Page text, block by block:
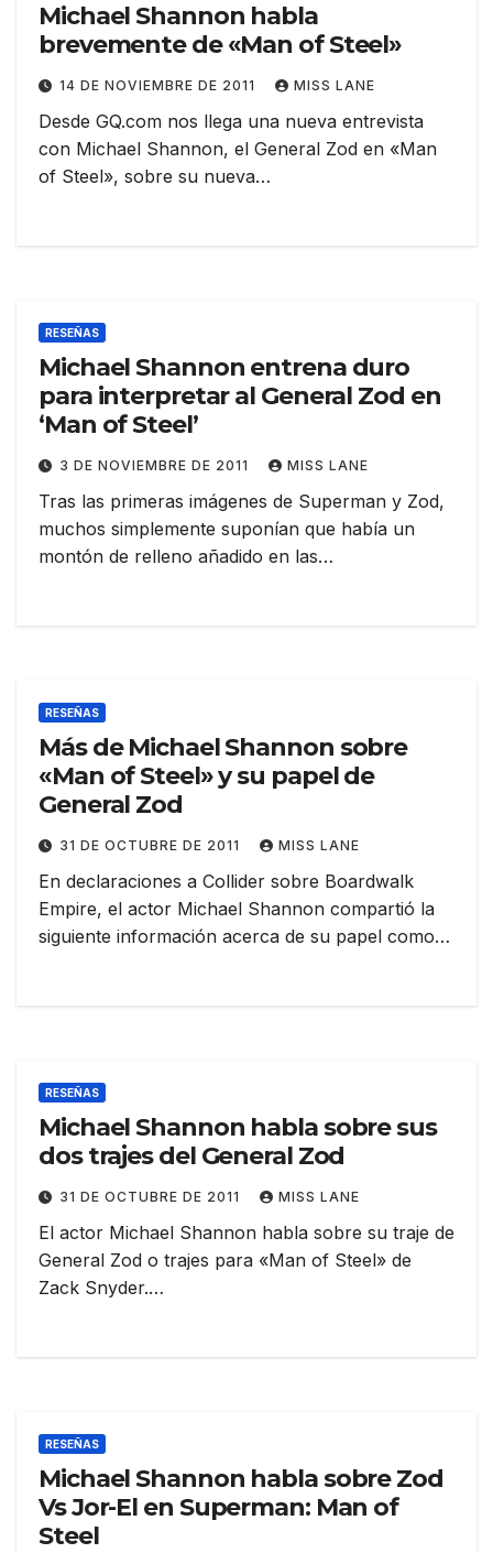
Michael Shannon habla
brevemente de «Man of Steel»
14 DE NOVIEMBRE DE 2011 MISS LANE
Desde GQ.com nos llega una nueva entrevista
con Michael Shannon, el General Zod en «Man
of Steel», sobre su nueva…
RESEÑAS
Michael Shannon entrena duro
para interpretar al General Zod en
‘Man of Steel’
3 DE NOVIEMBRE DE 2011 MISS LANE
Tras las primeras imágenes de Superman y Zod,
muchos simplemente suponían que había un
montón de relleno añadido en las…
RESEÑAS
Más de Michael Shannon sobre
«Man of Steel» y su papel de
General Zod
31 DE OCTUBRE DE 2011 MISS LANE
En declaraciones a Collider sobre Boardwalk
Empire, el actor Michael Shannon compartió la
siguiente información acerca de su papel como…
RESEÑAS
Michael Shannon habla sobre sus
dos trajes del General Zod
31 DE OCTUBRE DE 2011 MISS LANE
El actor Michael Shannon habla sobre su traje de
General Zod o trajes para «Man of Steel» de
Zack Snyder.…
RESEÑAS
Michael Shannon habla sobre Zod
Vs Jor-El en Superman: Man of
Steel